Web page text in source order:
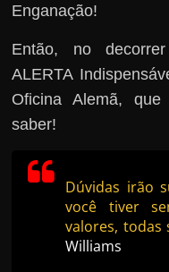
Enganação!
Então, no
ALERTA
Oficina Alemã,
saber!
Dúvidas irão
você tiver
valores, todas
Williams